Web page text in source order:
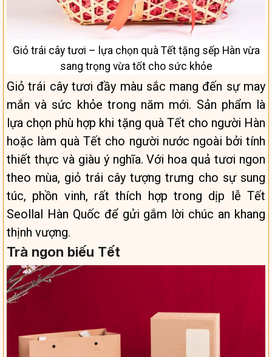
Giỏ trái cây tươi – lựa chọn quà Tết tặng sếp Hàn vừa
sang trọng vừa tốt cho sức khỏe
Giỏ trái cây tươi đầy màu sắc mang đến sự may
mắn và sức khỏe trong năm mới. Sản phẩm là
lựa chọn phù hợp khi tặng quà Tết cho người Hàn
hoặc làm quà Tết cho người nước ngoài bởi tính
thiết thực và giàu ý nghĩa. Với hoa quả tươi ngon
theo mùa, giỏ trái cây tượng trưng cho sự sung
túc, phồn vinh, rất thích hợp trong dịp lễ Tết
Seollal Hàn Quốc để gửi gắm lời chúc an khang
thịnh vượng.
Trà ngon biếu Tết